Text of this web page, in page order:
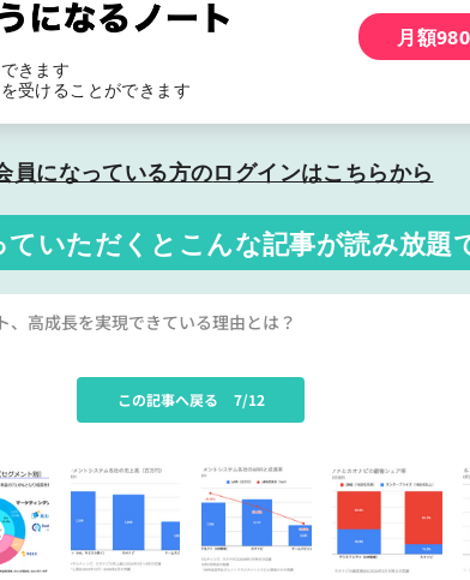
きます
受けることができます
月額
員になっている方のログインはこちらから
いただくと こんな記事が読み放題
、高成長を実現できている理由とは？
この記事へ戻る 7/12